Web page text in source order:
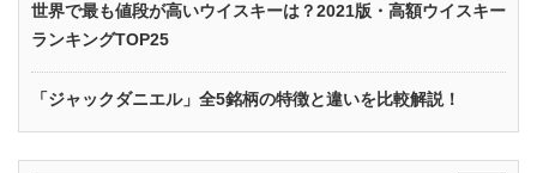
世界で最も値段が高いウイスキーは？2021版・高額ウイスキー
ランキングTOP25
「ジャックダニエル」全5銘柄の特徴と違いを比較解説！